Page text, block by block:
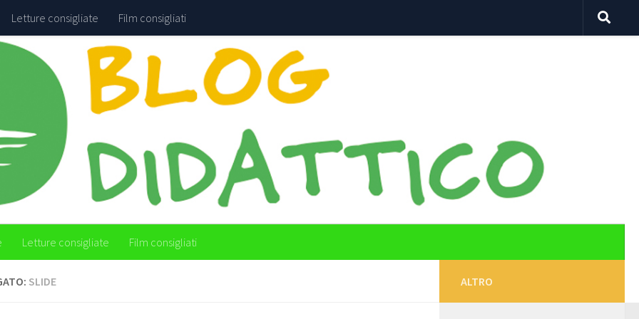
Letture consigliate Film consigliati
Letture consigliate Film consigliati
SLIDE ALTRO